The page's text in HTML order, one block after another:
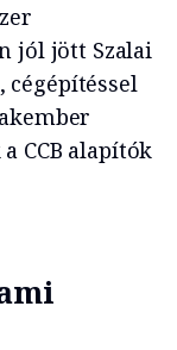
jól jött Szalai
cégépítéssel
CCB alapítók